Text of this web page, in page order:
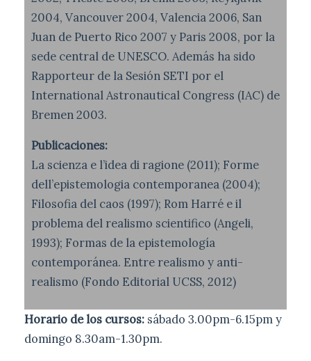
2004, Vancouver 2004, Valencia 2006, San
Juan de Puerto Rico 2007 y Paris 2008, por la
sede central de UNESCO. Además ha sido
Rapporteur de la Sesión SETI por el
International Astronautical Congress (IAC) de
Bremen 2003.
Publicaciones:
La scienza e l’idea di ragione (2011); Forme
dell’epistemologia contemporanea (2004);
Filosofia del caos (1997); Rom Harré e il
problema del realismo scientifico (Angeli,
1993); Formas de la epistemología
contemporánea. Entre realismo y anti-
realismo (Fondo Editorial UCSS, 2012)
Horario de los cursos: sábado 3.00pm-6.15pm y
domingo 8.30am-1.30pm.